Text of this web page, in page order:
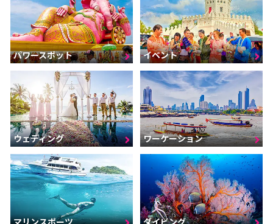
パワースポット イベント
ウェディング ワーケーション
マリンスポーツ ダイビング